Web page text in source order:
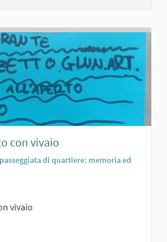
con vivaio
di quartiere: memoria ed
vivaio